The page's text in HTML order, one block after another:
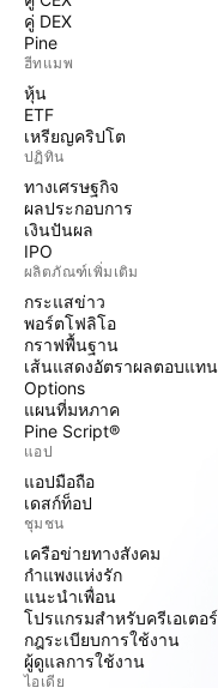
คู่ DEX
Pine
ฮีทแมพ
หุ้น
ETF
เหรียญคริปโต
ปฏิทิน
ทางเศรษฐกิจ
ผลประกอบการ
เงินปันผล
IPO
ผลิตภัณฑ์เพิ่มเติม
กระแสข่าว
พอร์ตโฟลิโอ
กราฟพื้นฐาน
เส้นแสดงอัตราผลตอบแทน
Options
แผนที่มหภาค
Pine Script®
แอป
แอปมือถือ
เดสก์ท็อป
ชุมชน
เครือข่ายทางสังคม
กำแพงแห่งรัก
แนะนำเพื่อน
โปรแกรมสำหรับครีเอเตอร์
กฎระเบียบการใช้งาน
ผู้ดูแลการใช้งาน
ไอเดีย